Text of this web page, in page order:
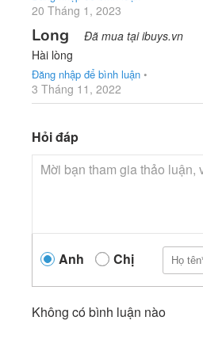
20 Tháng 1, 2023
Long Đã mua tại ibuys.vn
Hài lòng
Đăng nhập để bình luận •
3 Tháng 11, 2022
Hỏi đáp
Anh Chị
Không có bình luận nào